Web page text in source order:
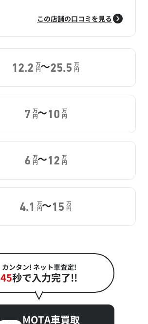
この店舗の口コミを見る
12.2 万
円～25.5 万
円
7 万
円～10 万
円
6 万
円～12 万
円
4.1 万
円～15 万
円
カンタン! ネット車査定!
45秒で入力完了!!
MOTA車買取